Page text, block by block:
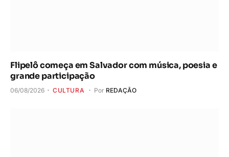
Flipelô começa em Salvador com música, poesia e
grande participação
06/08/2026 CULTURA Por REDAÇÃO